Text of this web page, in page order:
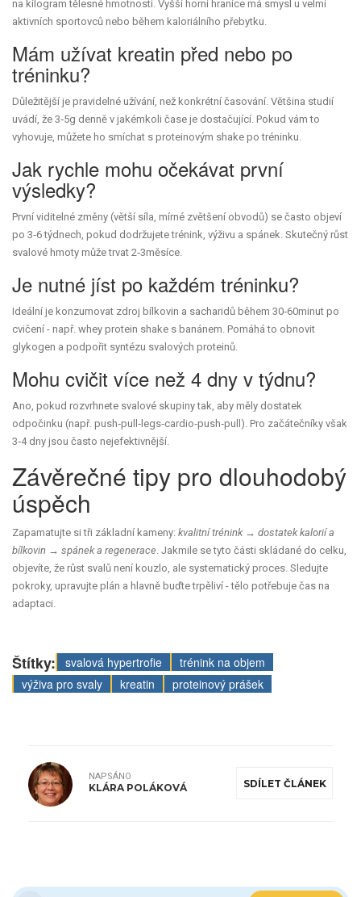
na kilogram tělesné hmotnosti. Vyšší horní hranice má smysl u velmi
aktivních sportovců nebo během kaloriálního přebytku.
Mám užívat kreatin před nebo po
tréninku?
Důležitější je pravidelné užívání, než konkrétní časování. Většina studií
uvádí, že 3‑5g denně v jakémkoli čase je dostačující. Pokud vám to
vyhovuje, můžete ho smíchat s proteinovým shake po tréninku.
Jak rychle mohu očekávat první
výsledky?
První viditelné změny (větší síla, mírné zvětšení obvodů) se často objeví
po 3‑6 týdnech, pokud dodržujete trénink, výživu a spánek. Skutečný růst
svalové hmoty může trvat 2‑3měsíce.
Je nutné jíst po každém tréninku?
Ideální je konzumovat zdroj bílkovin a sacharidů během 30‑60minut po
cvičení - např. whey protein shake s banánem. Pomáhá to obnovit
glykogen a podpořit syntézu svalových proteinů.
Mohu cvičit více než 4 dny v týdnu?
Ano, pokud rozvrhnete svalové skupiny tak, aby měly dostatek
odpočinku (např. push‑pull‑legs‑cardio‑push‑pull). Pro začátečníky však
3‑4 dny jsou často nejefektivnější.
Závěrečné tipy pro dlouhodobý
úspěch
Zapamatujte si tři základní kameny: kvalitní trénink → dostatek kalorií a
bílkovin → spánek a regenerace. Jakmile se tyto části skládané do celku,
objevíte, že růst svalů není kouzlo, ale systematický proces. Sledujte
pokroky, upravujte plán a hlavně buďte trpěliví - tělo potřebuje čas na
adaptaci.
Štítky: svalová hypertrofie
trénink na objem
výživa pro svaly
kreatin proteinový prášek
SDÍLET ČLÁNEK
NAPSÁNO
KLÁRA POLÁKOVÁ